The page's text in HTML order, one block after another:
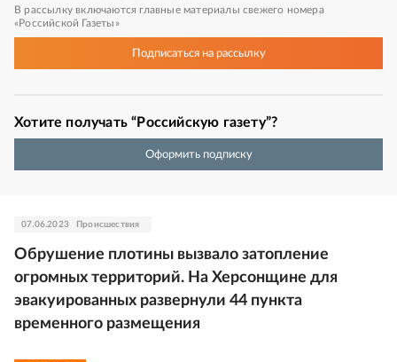
В рассылку включаются главные материалы свежего номера
«Российской Газеты»
Подписатьсяна рассылку
Хотите получать “Российскую газету”?
Оформить подписку
07.06.2023 Происшествия
Обрушение плотины вызвало затопление
огромных территорий. На Херсонщине для
эвакуированных развернули 44 пункта
временного размещения